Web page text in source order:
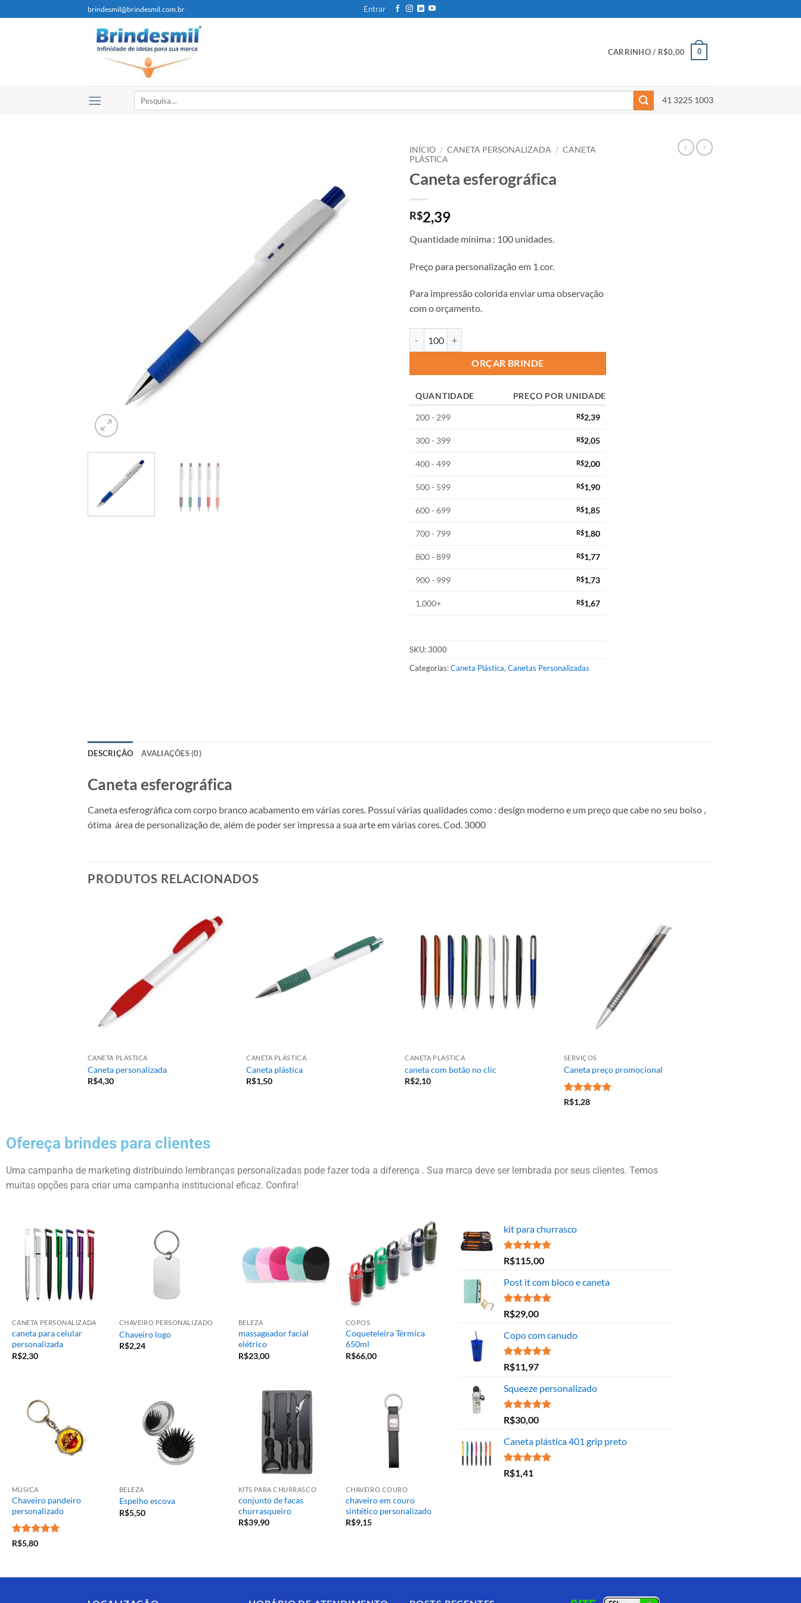
brindesmil@brindesmil.com.br Entrar
CARRINHO / R$0,00 0
41 3225 1003
INÍCIO / CANETA PERSONALIZADA / CANETA
PLÁSTICA
Caneta esferográfica
R$2,39
Quantidade mínima : 100 unidades.
Preço para personalização em 1 cor.
Para impressão colorida enviar uma observação
com o orçamento.
ORÇAR BRINDE
QUANTIDADE PREÇO POR UNIDADE
200 - 299 R$2,39
300 - 399 R$2,05
400 - 499 R$2,00
500 - 599 R$1,90
600 - 699 R$1,85
700 - 799 R$1,80
800 - 899 R$1,77
900 - 999 R$1,73
1.000+ R$1,67
SKU:3000
Categorias:Caneta Plástica, Canetas Personalizadas
DESCRIÇÃO AVALIAÇÕES (0)
Caneta esferográfica
Caneta esferográfica com corpo branco acabamento em várias cores. Possui várias qualidades como : design moderno e um preço que cabe no seu bolso ,
ótima área de personalização de, além de poder ser impressa a sua arte em várias cores. Cod. 3000
PRODUTOS RELACIONADOS
CANETA PLÁSTICA
Caneta personalizada
R$4,30
CANETA PLÁSTICA
Caneta plástica
R$1,50
CANETA PLÁSTICA
caneta com botão no clic
R$2,10
SERVIÇOS
Caneta preço promocional
Avaliação
R$1,28
Ofereça brindes para clientes
Uma campanha de marketing distribuindo lembranças personalizadas pode fazer toda a diferença . Sua marca deve ser lembrada por seus clientes. Temos
muitas opções para criar uma campanha institucional eficaz. Confira!
CANETA PERSONALIZADA
caneta para celular
personalizada
R$2,30
CHAVEIRO PERSONALIZADO
Chaveiro logo
R$2,24
MÚSICA
Chaveiro pandeiro
personalizado
Avaliação
R$5,80
BELEZA
Espelho escova
R$5,50
BELEZA
massageador facial
elétrico
R$23,00
COPOS
Coqueteleira Térmica
650ml
R$66,00
KITS PARA CHURRASCO
conjunto de facas
churrasqueiro
R$39,90
CHAVEIRO COURO
chaveiro em couro
sintético personalizado
R$9,15
kit para churrasco
Avaliação
5.00
de 5
R$115,00
Post it com bloco e caneta
Avaliação
5.00
de 5
R$29,00
Copo com canudo
Avaliação
5.00
de 5
R$11,97
Squeeze personalizado
Avaliação
5.00
de 5
R$30,00
Caneta plástica 401 grip preto
Avaliação
5.00 de 5
R$1,41